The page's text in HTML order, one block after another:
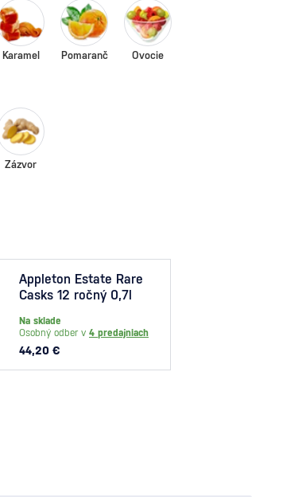
Karamel Pomaranč Ovocie
Zázvor
Appleton Estate Rare
Casks 12 ročný 0,7l
Na sklade
Osobný odber v 4 predajniach
44,20 €